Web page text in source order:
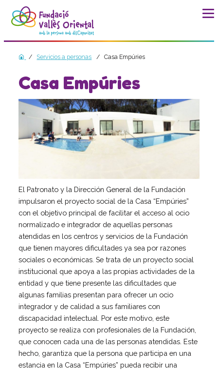
La fundación
Misión, visión y valores
Distinciones y entidades
Modelo de calidad
Revista Batec
Memorias
Carta de servicios
Plan estratégico
Impacto social
El patronato
Organigrama de la entidad
Informe auditoría cuentas anuales
Contratos establecidos con la
administración pública
Convenios suscritos con la
administración pública
Subvenciones y ayudas públicas
concedidas
Asociación de familias
Retribuciones percibidas por los
Servicios a personas Casa Empúries
Casa Empúries
El Patronato y la Dirección General de la Fundación
impulsaron el proyecto social de la Casa “Empúries”
con el objetivo principal de facilitar el acceso al ocio
normalizado e integrador de aquellas personas
atendidas en los centros y servicios de la Fundación
que tienen mayores dificultades ya sea por razones
sociales o económicas. Se trata de un proyecto social
institucional que apoya a las propias actividades de la
entidad y que tiene presente las dificultades que
algunas familias presentan para ofrecer un ocio
integrador y de calidad a sus familiares con
discapacidad intelectual. Por este motivo, este
proyecto se realiza con profesionales de la Fundación,
que conocen cada una de las personas atendidas. Este
hecho, garantiza que la persona que participa en una
estancia en la Casa “Empúries” pueda recibir una